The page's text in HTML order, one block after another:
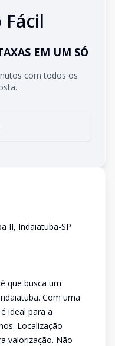
EM UM SÓ
com todos os
II, Indaiatuba-SP
que busca um
Com uma
ideal para a
Localização
valorização. Não